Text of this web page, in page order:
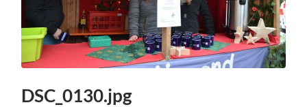
DSC_0130.jpg